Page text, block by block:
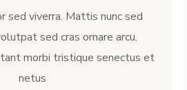
sed viverra. Mattis nunc sed
sed cras ornare arcu.
morbi tristique senectus et
netus